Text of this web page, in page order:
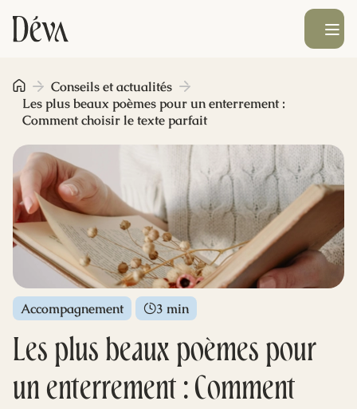
Obsèques
Prévoyance
Monument funéraire
Livraison de fleurs
Blog
Mes dernières volontés
Ouvrir le
Les plus beaux poèmes pour
un enterrement : Comment
Accompagnement 3 min
Conseils et actualités
Les plus beaux poèmes pour un enterrement :
Comment choisir le texte parfait